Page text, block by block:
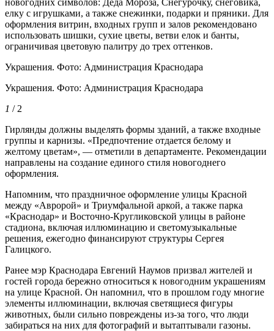
елку с игрушками, а также снежинки, подарки и пряники. Для
оформления витрин, входных групп и залов рекомендовано
использовать шишки, сухие цветы, ветви елок и банты,
ограничивая цветовую палитру до трех оттенков.
Украшения. Фото: Администрация Краснодара
Украшения. Фото: Администрация Краснодара
1 / 2
Гирлянды должны выделять формы зданий, а также входные
группы и карнизы. «Предпочтение отдается белому и
желтому цветам», — отметили в департаменте. Рекомендации
направлены на создание единого стиля новогоднего
оформления.
Напомним, что праздничное оформление улицы Красной
между «Авророй» и Триумфальной аркой, а также парка
«Краснодар» и Восточно-Кругликовской улицы в районе
стадиона, включая иллюминацию и светомузыкальные
решения, ежегодно финансируют структуры Сергея
Галицкого.
Ранее мэр Краснодара Евгений Наумов призвал жителей и
гостей города бережно относиться к новогодним украшениям
на улице Красной. Он напомнил, что в прошлом году многие
элементы иллюминации, включая светящиеся фигуры
животных, были сильно повреждены из-за того, что люди
забираться на них для фотографий и вытаптывали газоны.